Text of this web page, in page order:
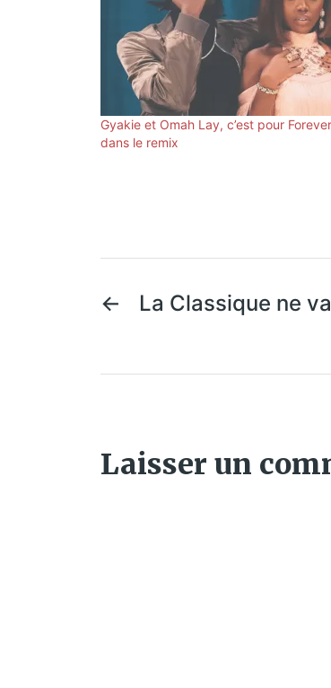
Gyakie et Omah Lay, c’est pour
dans le remix
← La Classique ne
Laisser un